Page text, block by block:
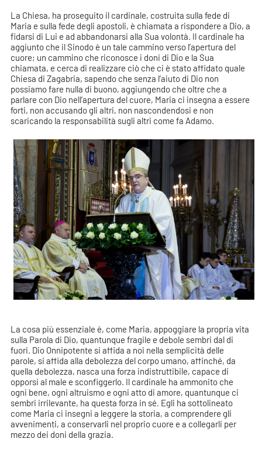
La Chiesa, ha proseguito il cardinale, costruita sulla fede di
Maria e sulla fede degli apostoli, è chiamata a rispondere a Dio, a
fidarsi di Lui e ad abbandonarsi alla Sua volontà. Il cardinale ha
aggiunto che il Sinodo è un tale cammino verso l’apertura del
cuore; un cammino che riconosce i doni di Dio e la Sua
chiamata, e cerca di realizzare ciò che ci è stato affidato quale
Chiesa di Zagabria, sapendo che senza l’aiuto di Dio non
possiamo fare nulla di buono, aggiungendo che oltre che a
parlare con Dio nell’apertura del cuore, Maria ci insegna a essere
forti, non accusando gli altri, non nascondendosi e non
scaricando la responsabilità sugli altri come fa Adamo.
La cosa più essenziale è, come Maria, appoggiare la propria vita
sulla Parola di Dio, quantunque fragile e debole sembri dal di
fuori. Dio Onnipotente si affida a noi nella semplicità delle
parole, si affida alla debolezza del corpo umano, affinché, da
quella debolezza, nasca una forza indistruttibile, capace di
opporsi al male e sconfiggerlo. Il cardinale ha ammonito che
ogni bene, ogni altruismo e ogni atto di amore, quantunque ci
sembri irrilevante, ha questa forza in sé. Egli ha sottolineato
come Maria ci insegni a leggere la storia, a comprendere gli
avvenimenti, a conservarli nel proprio cuore e a collegarli per
mezzo dei doni della grazia.